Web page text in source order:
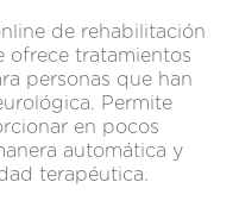
de rehabilitación
ofrece tratamientos
personas que han
Permite
en pocos
automática y
terapéutica.